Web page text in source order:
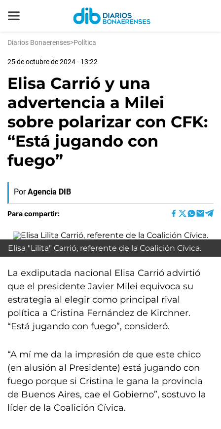
Diarios Bonaerenses>Política
25 de octubre de 2024 - 13:22
Elisa Carrió y una
advertencia a Milei
sobre polarizar con CFK:
“Está jugando con
fuego”
Por Agencia DIB
Para compartir:
Elisa "Lilita" Carrió, referente de la Coalición Cívica.
La exdiputada nacional Elisa Carrió advirtió
que el presidente Javier Milei equivoca su
estrategia al elegir como principal rival
política a Cristina Fernández de Kirchner.
“Está jugando con fuego”, consideró.
“A mí me da la impresión de que este chico
(en alusión al Presidente) está jugando con
fuego porque si Cristina le gana la provincia
de Buenos Aires, cae el Gobierno”, sostuvo la
líder de la Coalición Cívica.